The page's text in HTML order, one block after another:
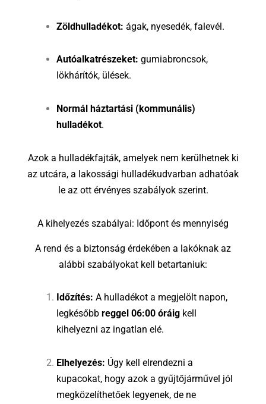
Zöldhulladékot: ágak, nyesedék, falevél.
Autóalkatrészeket: gumiabroncsok,
lökhárítók, ülések.
Normál háztartási (kommunális)
hulladékot.
Azok a hulladékfajták, amelyek nem kerülhetnek ki
az utcára, a lakossági hulladékudvarban adhatóak
le az ott érvényes szabályok szerint.
A kihelyezés szabályai: Időpont és mennyiség
A rend és a biztonság érdekében a lakóknak az
alábbi szabályokat kell betartaniuk:
Időzítés: A hulladékot a megjelölt napon,
legkésőbb reggel 06:00 óráigkell
kihelyezni az ingatlan elé.
Elhelyezés: Úgy kell elrendezni a
kupacokat, hogy azok a gyűjtőjárművel jól
megközelíthetőek legyenek, de ne